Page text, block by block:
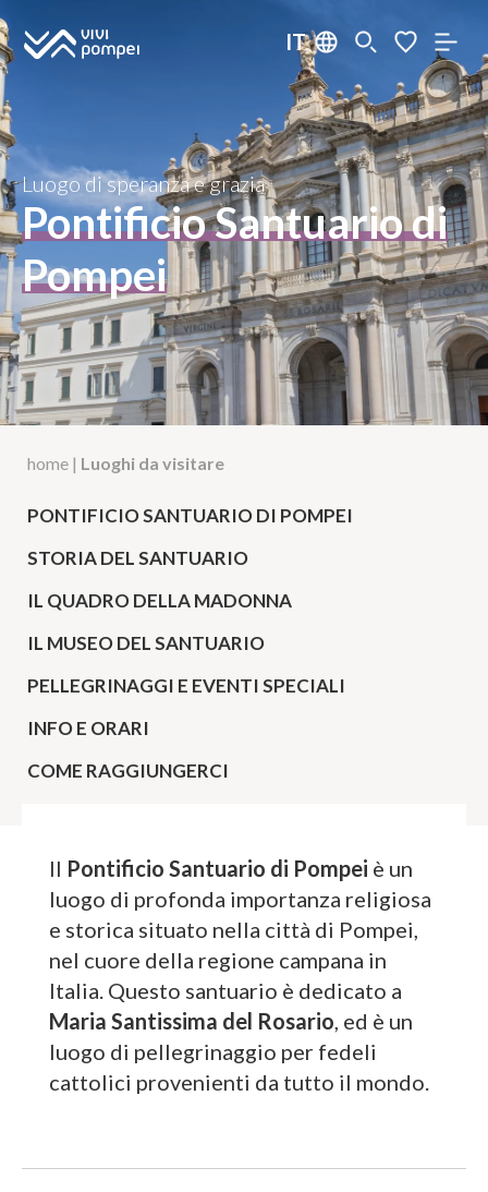
IT
Luogo di speranza e grazia
Pontificio Santuario di
Pompei
home | Luoghi da visitare
PONTIFICIO SANTUARIO DI POMPEI
STORIA DEL SANTUARIO
IL QUADRO DELLA MADONNA
IL MUSEO DEL SANTUARIO
PELLEGRINAGGI E EVENTI SPECIALI
INFO E ORARI
COME RAGGIUNGERCI
Il Pontificio Santuario di Pompei è un
luogo di profonda importanza religiosa
e storica situato nella città di Pompei,
nel cuore della regione campana in
Italia. Questo santuario è dedicato a
Maria Santissima del Rosario, ed è un
luogo di pellegrinaggio per fedeli
cattolici provenienti da tutto il mondo.